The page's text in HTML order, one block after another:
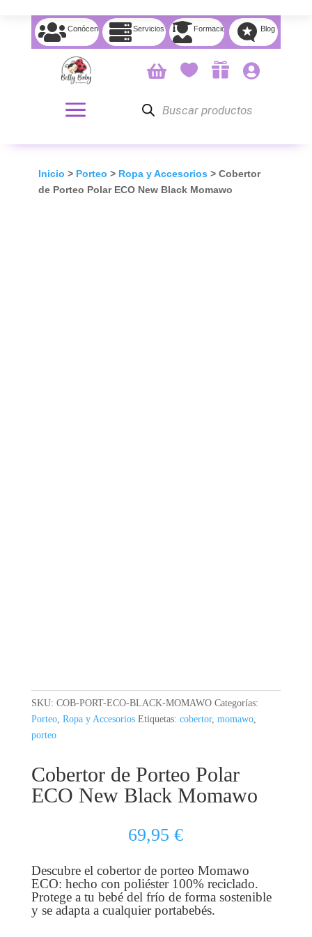
Conócenos Servicios  Formación  Blog
   
productos
Inicio > Porteo > Ropa y Accesorios > Cobertor
de Porteo Polar ECO New Black Momawo
SKU: COB-PORT-ECO-BLACK-MOMAWO Categorías:
Porteo, Ropa y Accesorios Etiquetas: cobertor, momawo,
porteo
Cobertor de Porteo Polar
ECO New Black Momawo
69,95€
Descubre el cobertor de porteo Momawo
ECO: hecho con poliéster 100% reciclado.
Protege a tu bebé del frío de forma sostenible
y se adapta a cualquier portabebés.